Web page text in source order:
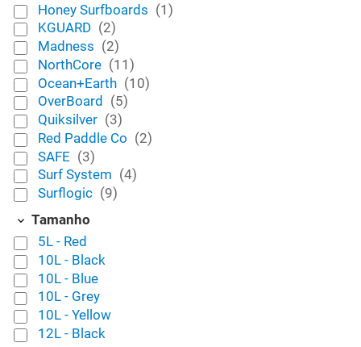
Honey Surfboards (1)
KGUARD (2)
Madness (2)
NorthCore (11)
Ocean+Earth (10)
OverBoard
(5)
Quiksilver (3)
Red Paddle Co (2)
SAFE (3)
Surf System (4)
Surflogic (9)
Tamanho
5L - Red
10L - Black
10L - Blue
10L - Grey
10L - Yellow
12L - Black